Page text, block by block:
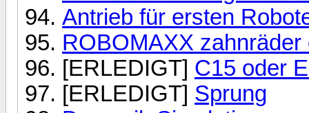
Antrieb für ersten
ROBOMAXX zahnräder
[ERLEDIGT] C15 oder
[ERLEDIGT] Sprung